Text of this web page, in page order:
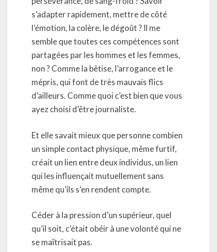
s’adapter rapidement, mettre de côté
l’émotion, la colère, le dégoût ? Il me
semble que toutes ces compétences sont
partagées par les hommes et les femmes,
non ? Comme la bêtise, l’arrogance et le
mépris, qui font de très mauvais flics
d’ailleurs. Comme quoi c’est bien que vous
ayez choisi d’être journaliste.
Et elle savait mieux que personne combien
un simple contact physique, même furtif,
créait un lien entre deux individus, un lien
qui les influençait mutuellement sans
même qu’ils s’en rendent compte.
Céder à la pression d’un supérieur, quel
qu’il soit, c’était obéir à une volonté qui ne
se maîtrisait pas.